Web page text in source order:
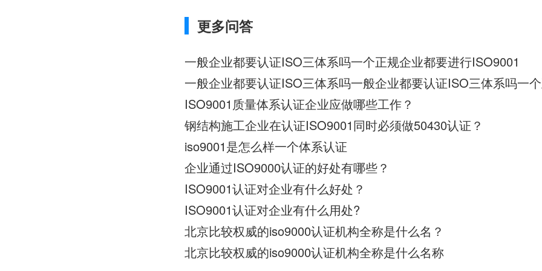
更多问答
一般企业都要认证ISO三体系吗一个正规企业都要进行ISO9001
ISO9001质量体系认证企业应做哪些工作？
钢结构施工企业在认证ISO9001同时必须做50430认证？
iso9001是怎么样一个体系认证
企业通过ISO9000认证的好处有哪些？
ISO9001认证对企业有什么好处？
ISO9001认证对企业有什么用处?
北京比较权威的iso9000认证机构全称是什么名？
北京比较权威的iso9000认证机构全称是什么名称